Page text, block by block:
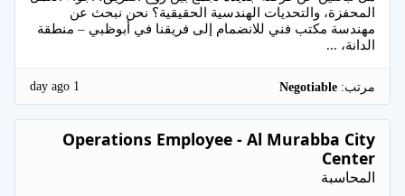
المحفزة، والتحديات الهندسية الحقيقية؟ نحن نبحث عن
مهندسة مكتب فني للانضمام إلى فريقنا في أبوظبي – منطقة
الدانة، ...
مرتب: 1 day ago
Operations Employee - Al Murabba City
Center
المحاسبة